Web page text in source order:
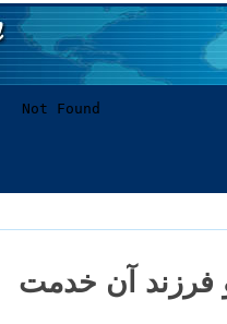
فرزند آن خدمت